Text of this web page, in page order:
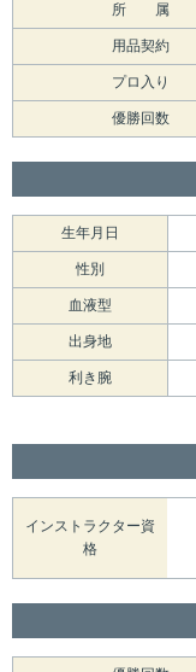
所 属
用品契約
プロ入り
優勝回数
生年月日
性別
血液型
出身地
利き腕
インストラクター資
格